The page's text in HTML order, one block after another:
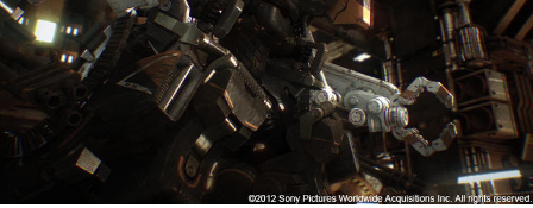
3DCGとは
ゲーム開発
建築・製造
アニメ
教育機関・学生
Flow Production Tracking（旧ShotGrid）